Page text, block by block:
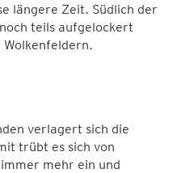
längere Zeit. Südlich der
teils aufgelockert
Wolkenfeldern.
verlagert sich die
trübt es sich von
mehr ein und